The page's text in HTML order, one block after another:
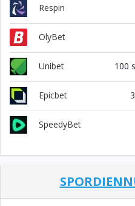
Respin
OlyBet
Unibet 100
Epicbet
SpeedyBet